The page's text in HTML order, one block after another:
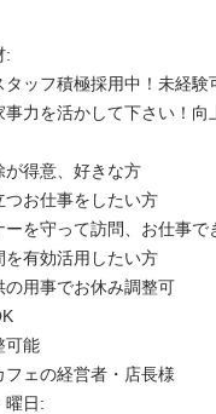
:
ッフ積極採用中！未経験
事力を活かして下さい！向
が得意、好きな方
つお仕事をしたい方
ーを守って訪問、お仕事で
を有効活用したい方
の用事でお休み調整可
可能
フェの経営者・店長様
曜日: